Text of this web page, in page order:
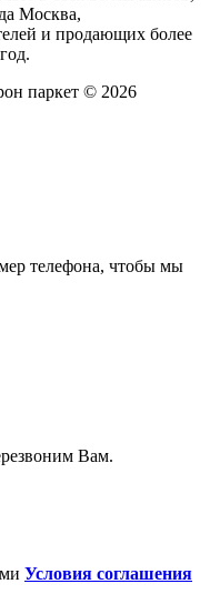
Москва,
и продающих более
паркет © 2026
телефона, чтобы мы
Вам.
Условия соглашения